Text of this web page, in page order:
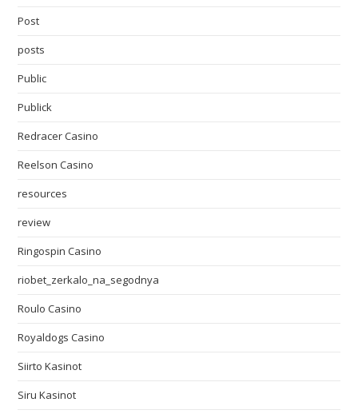
Post
posts
Public
Publick
Redracer Casino
Reelson Casino
resources
review
Ringospin Casino
riobet_zerkalo_na_segodnya
Roulo Casino
Royaldogs Casino
Siirto Kasinot
Siru Kasinot